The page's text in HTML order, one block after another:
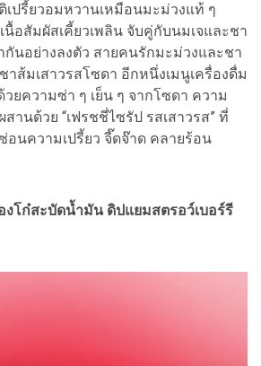
เปรี้ยวอมหวานเหมือนมะม่วงแท้ ๆ
นื้อสัมผัสเคี้ยวเพลิน จับคู่กับนมเจและชา
กันอย่างลงตัว สายคนรักมะม่วงและชา
ส้มเสาวรสโซดา อีกหนึ่งเมนูเครื่องดื่ม
ยความซ่า ๆ เย็น ๆ จากโซดา ความ
านด้วย “เฟรชชี่ไซรัป รสเสาวรส” ที่
อนความเปรี้ยว จี๊ดจ๊าด คลายร้อน
งโก๋สะบัดน้ำมัน ดิปแยมสตรอว์เบอร์รี